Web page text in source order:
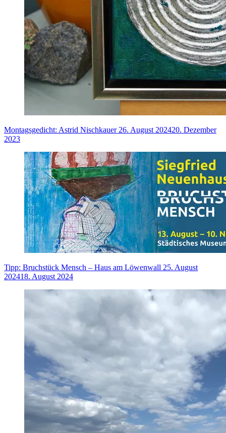
Montagsgedicht: Astrid Nischkauer 26. August 202420. Dezember
2023
Tipp: Bruchstück Mensch – Haus am Löwenwall 25. August
202418. August 2024